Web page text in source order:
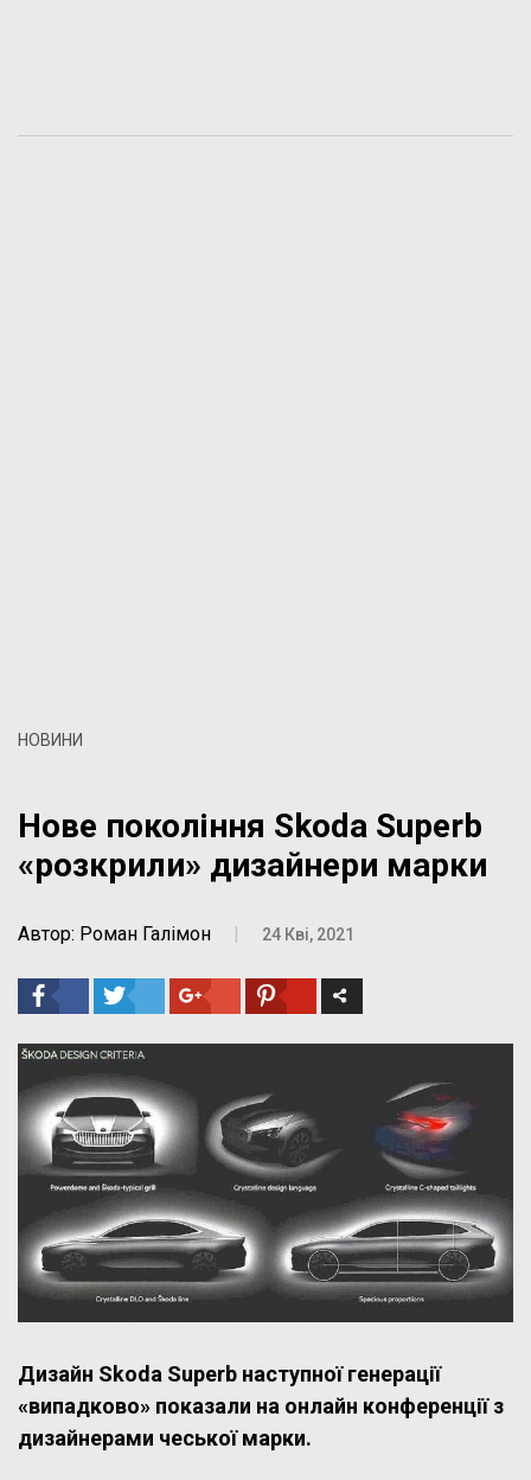
НОВИНИ
Нове покоління Skoda Superb
«розкрили» дизайнери марки
Автор: Роман Галімон | 24 Кві, 2021
Дизайн Skoda Superb наступної генерації
«випадково» показали на онлайн конференції з
дизайнерами чеської марки.